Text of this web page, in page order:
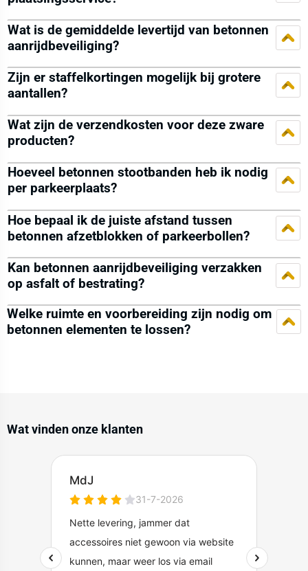
Wat is de gemiddelde levertijd van betonnen
aanrijdbeveiliging?
Zijn er staffelkortingen mogelijk bij grotere
aantallen?
Wat zijn de verzendkosten voor deze zware
producten?
Hoeveel betonnen stootbanden heb ik nodig
per parkeerplaats?
Hoe bepaal ik de juiste afstand tussen
betonnen afzetblokken of parkeerbollen?
Kan betonnen aanrijdbeveiliging verzakken
op asfalt of bestrating?
Welke ruimte en voorbereiding zijn nodig om
betonnen elementen te lossen?
Wat vinden onze klanten